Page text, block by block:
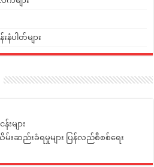
ပါတ်များ
များ
မ်းဆည်းခံရမှုများ ပြန်လည်စီစစ်ရေး